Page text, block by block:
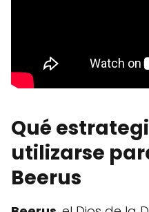
Qué
utilizarse
Beerus